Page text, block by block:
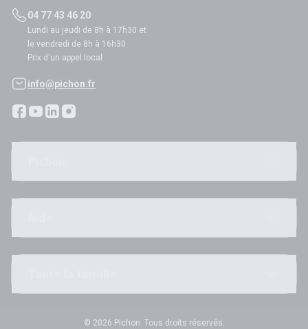
04 77 43 46 20
Lundi au jeudi de 8h à 17h30 et
le vendredi de 8h à 16h30
Prix d'un appel local
info@pichon.fr
© 2026 Pichon. Tous droits réservés.